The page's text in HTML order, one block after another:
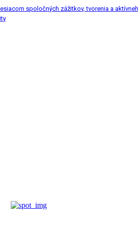
spoločných zážitkov, tvorenia a